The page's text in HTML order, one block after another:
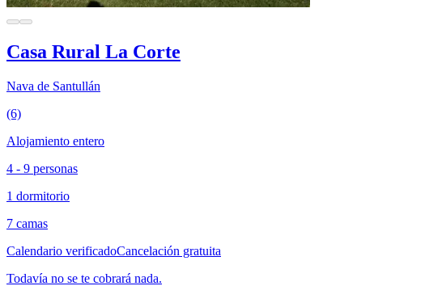
Casa Rural La Corte
Nava de Santullán
(6)
Alojamiento entero
4 - 9 personas
1 dormitorio
7 camas
Calendario verificadoCancelación gratuita
Todavía no se te cobrará nada.